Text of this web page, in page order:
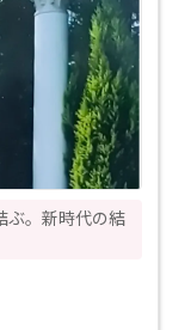
ぶ。新時代の結